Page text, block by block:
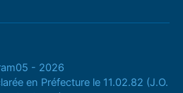
- 2026
en Préfecture le 11.02.82 (J.O.